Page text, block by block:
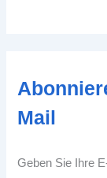
Mail
Geben Sie Ihre